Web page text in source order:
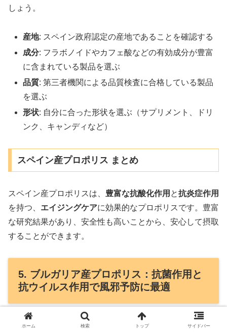
しょう。
産地: スペイン政府認定の産地であることを確認する
成分: フラボノイドやカフェ酸などの有効成分が豊富
に含まれている製品を選ぶ
品質: 第三者機関による品質検査に合格している製品
を選ぶ
形状: 自分に合った形状を選ぶ（サプリメント、ドリ
ンク、キャンディなど）
スペイン産プロポリス まとめ
スペイン産プロポリスは、 豊富な抗酸化作用 と抗炎症作用
を持つ、 エイジングケアに効果的なプロポリスです。豊富
な研究結果があり、安全性も高いことから、安心して摂取
することができます。
5. ブルガリア産プロポリス：抗菌作用と
抗ウイルス作用で風邪予防に最適
ホーム 検索 トップ サイドバー